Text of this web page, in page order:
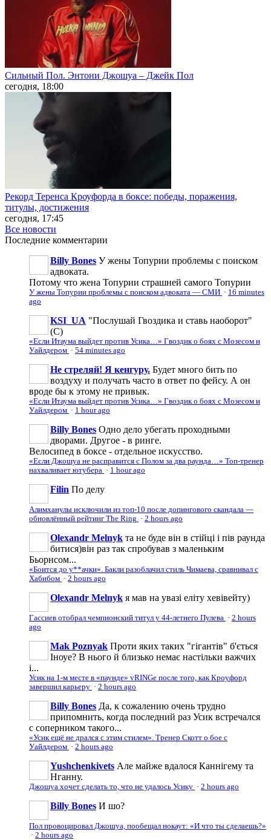
Сильный Пол. Энтони Джошуа – Джейк Пол
сегодня, 18:00
Рекорд Теренса Кроуфорда в боксе: победы, поражения,
титулы, достижения
сегодня, 17:45
Все новости
Последние комментарии
Billy Bones У жены Топурии проблемы с поиском
адвоката.
Потому что жена Топурии страшней самого Топурии
У жены Топурии проблемы с поиском адвоката — СМИ · 16 minutes
ago
KSI_UA "Послушай Гвоздика и ставь наоборот"
(С)
«Если Итаума выйдет против Усика…» Гвоздик о боях с Мозесом и
Уайлдером · 54 minutes ago
Не стреляй! Я кенгуру. Будет много бить по
воздуху и получать часто в ответ по фейсу. А он
вроде бы к этому не привык.
«Если Итаума выйдет против Усика…» Гвоздик о боях с Мозесом и
Уайлдером · 1 hour ago
Billy Bones Одно дело убегать проходными
дворами. Другое - в ринге.
Велосипед в боксе - отдельное искусство.
«Если Джошуа не расправится с Полом за два раунда…» Топ-тренер
нахваливает ютубера · 1 hour ago
Filin По делу
Алимханулы исключили из топ-10 после допингового скандала —
обновлённый рейтинг The Ring · 2 hours ago
Olexandr Melnyk та не буде він в стійці і пів раунда
битися)він раз так спробував з маленьким
Бьорнсом...
«Боится до у**ачки». Бакли разоблачил стиль Чимаева, сравнивал с
Хабибом · 2 hours ago
Olexandr Melnyk я мав на увазі еліту хевівейту)
Гассиев отобрал чемпионский титул у 44-летнего Пулева · 2 hours
ago
Mak Poznyak Проти яких таких "гігантів" б'ється
Іноуе? В нього й близько немає настільки важчих
і...
Усик на 1-м месте в «паунде» vRINGe после того, как Кроуфорд
завершил карьеру · 2 hours ago
Billy Bones Да, к сожалению очень трудно
припомнить, когда последний раз Усик встречался
с соперником такого...
«Усик ещё не дрался с этим стилем». Тренер Скотт о бое с
Уайлдером · 2 hours ago
Yushchenkivets Але майже вдалося Каннігему та
Нганну.
Джошуа хочет сделать то, что не удалось Усику · 2 hours ago
Billy Bones И шо?
Пол провоцировал Джошуа, пообещал нокаут: «И что ты сделаешь?»
· 2 hours ago